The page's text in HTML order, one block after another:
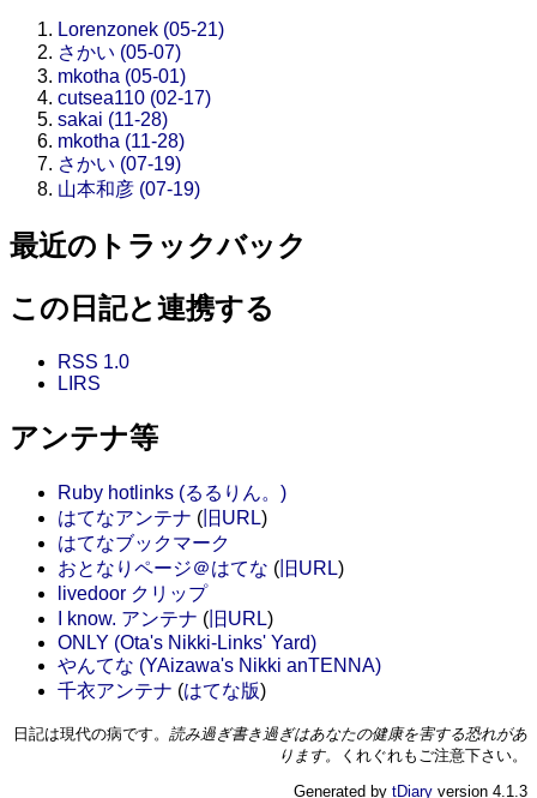
Lorenzonek (05-21)
さかい (05-07)
mkotha (05-01)
cutsea110 (02-17)
sakai (11-28)
mkotha (11-28)
さかい (07-19)
山本和彦 (07-19)
最近のトラックバック
この日記と連携する
RSS 1.0
LIRS
アンテナ等
Ruby hotlinks (るるりん。)
はてなアンテナ ( 旧URL)
はてなブックマーク
おとなりページ＠はてな ( 旧URL)
livedoor クリップ
I know. アンテナ ( 旧URL)
ONLY (Ota's Nikki-Links' Yard)
やんてな (YAizawa's Nikki anTENNA)
千衣アンテナ (はてな版)
日記は現代の病です。 読み過ぎ書き過ぎはあなたの健康を害する恐れがあ
ります。
くれぐれもご注意下さい。
Generated by tDiary version 4.1.3